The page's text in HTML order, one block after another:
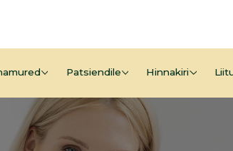
Patsiendile Hinnakiri